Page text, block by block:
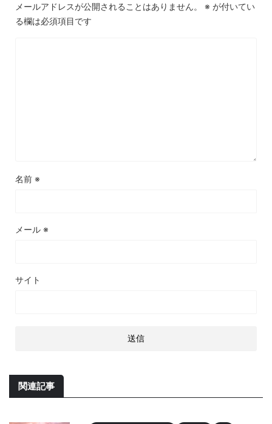
メールアドレスが公開されることはありません。 ※ が付いてい
る欄は必須項目です
名前 ※
メール ※
サイト
関連記事